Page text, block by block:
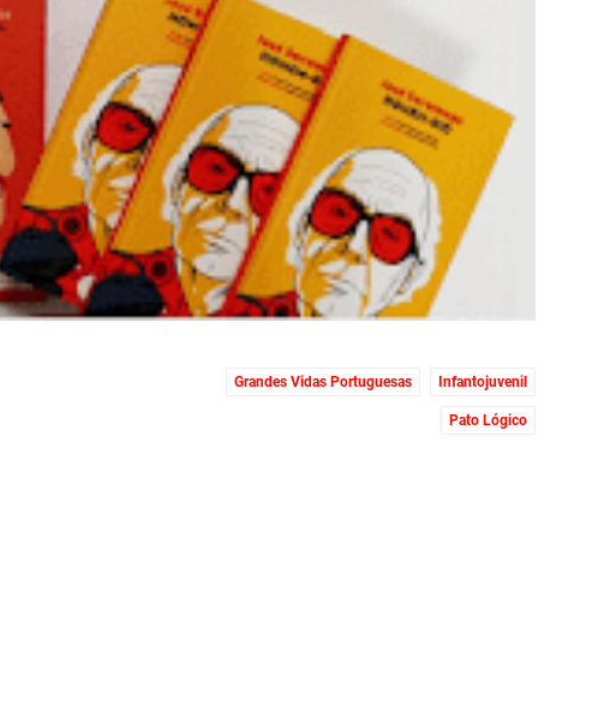
Grandes Vidas Portuguesas Infantojuvenil
Pato Lógico